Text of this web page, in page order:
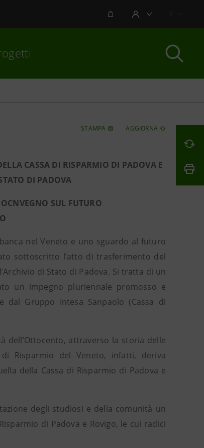
NOTIFICHEAREA UTENTE
STAMPA AGGIORNA
CASSA DI RISPARMIO DI PADOVA E
DI PADOVA
SUL FUTURO
nel Veneto e uno sguardo al futuro
sottoscritto l’atto di trasferimento del
di Stato di Padova. Si tratta di un
un impegno pluriennale promosso e
dal Gruppo Intesa Sanpaolo (Cassa di
dell’Ottocento, attraverso la storia delle
Risparmio del Veneto, infatti, deriva
della Cassa di Risparmio di Padova e
degli studiosi e della comunità un
di Padova e Rovigo, le cui radici